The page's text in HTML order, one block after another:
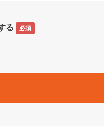
内容が変更された場合、変更後
キャンペーンをいいます。
」「ECzine」「Biz/Zine
る 必須